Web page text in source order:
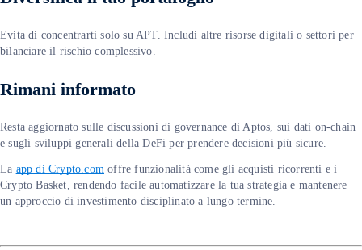
Evita di concentrarti solo su APT. Includi altre risorse digitali o settori per
bilanciare il rischio complessivo.
Rimani informato
Resta aggiornato sulle discussioni di governance di Aptos, sui dati on-chain
e sugli sviluppi generali della DeFi per prendere decisioni più sicure.
La app di Crypto.com offre funzionalità come gli acquisti ricorrenti e i
Crypto Basket, rendendo facile automatizzare la tua strategia e mantenere
un approccio di investimento disciplinato a lungo termine.